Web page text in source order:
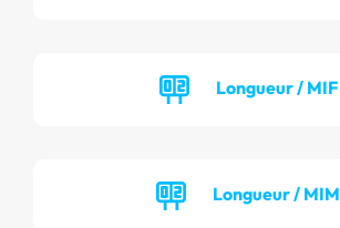
Longueur / MIF
Longueur / MIM